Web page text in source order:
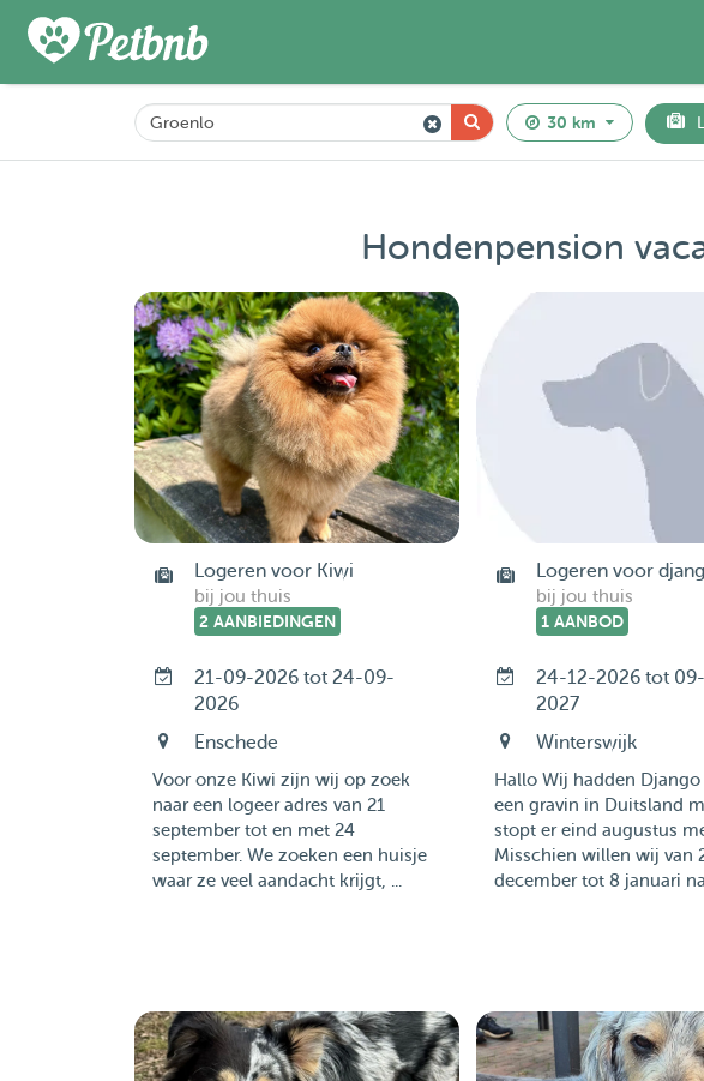
30 km
Hondenpension
Logeren voor Kiwi
bij jou thuis
2 AANBIEDINGEN
21-09-2026 tot 24-09-
2026
Enschede
Voor onze Kiwi zijn wij op zoek
naar een logeer adres van 21
september tot en met 24
september. We zoeken een huisje
waar ze veel aandacht krijgt, ...
Logeren voor
bij jou thuis
1 AANBOD
24-12-2026 tot
2027
Winterswijk
Hallo Wij hadden
een gravin in Duitsland
stopt er eind augustus
Misschien willen wij van
december tot 8 januari